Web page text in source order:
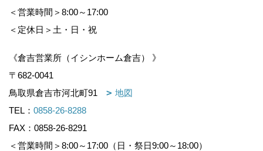
＜営業時間＞8:00～17:00
＜定休日＞土・日・祝
《倉吉営業所（イシンホーム倉吉） 》
〒682-0041
鳥取県倉吉市河北町91
地図
TEL： 0858-26-8288
FAX：0858-26-8291
＜営業時間＞8:00～17:00（日・祭日9:00～18:00）